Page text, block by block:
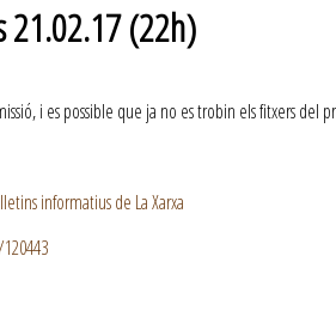
(22h)
i es possible que ja no es trobin els fitxers del
informatius de La Xarxa